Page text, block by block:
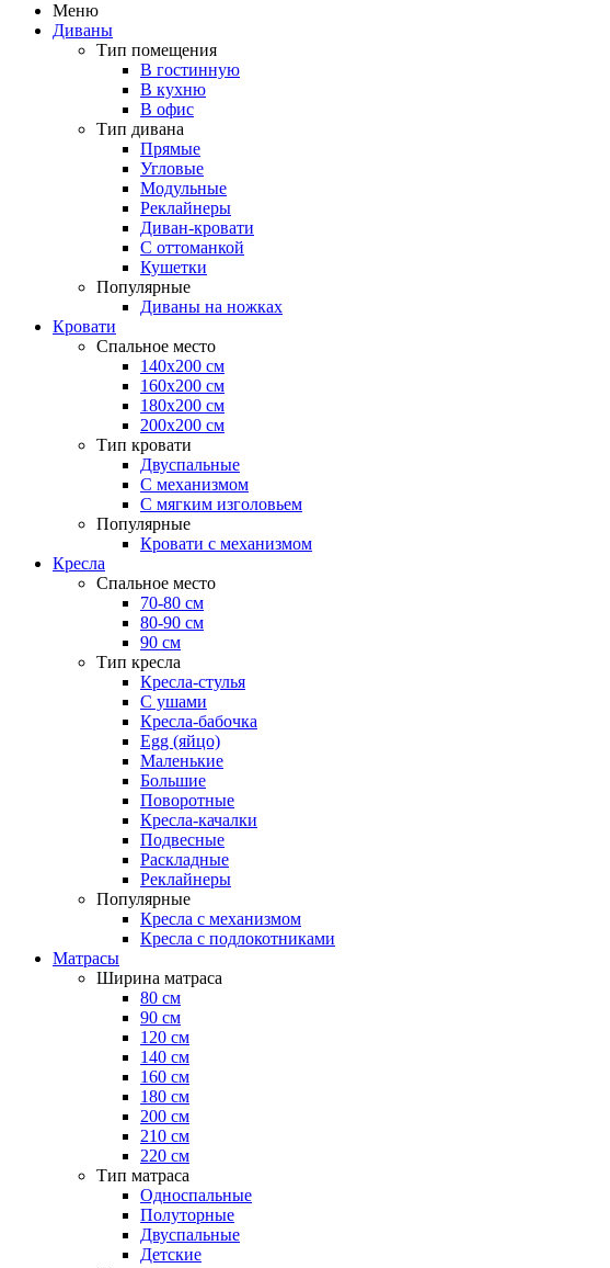
Меню
Диваны
Тип помещения
В гостинную
В кухню
В офис
Тип дивана
Прямые
Угловые
Модульные
Реклайнеры
Диван-кровати
С оттоманкой
Кушетки
Популярные
Диваны на ножках
Кровати
Спальное место
140х200 см
160х200 см
180х200 см
200х200 см
Тип кровати
Двуспальные
С механизмом
С мягким изголовьем
Популярные
Кровати с механизмом
Кресла
Спальное место
70-80 см
80-90 см
90 см
Тип кресла
Кресла-стулья
С ушами
Кресла-бабочка
Egg (яйцо)
Маленькие
Большие
Поворотные
Кресла-качалки
Подвесные
Раскладные
Реклайнеры
Популярные
Кресла с механизмом
Кресла с подлокотниками
Матрасы
Ширина матраса
80 см
90 см
120 см
140 см
160 см
180 см
200 см
210 см
220 см
Тип матраса
Односпальные
Полуторные
Двуспальные
Детские